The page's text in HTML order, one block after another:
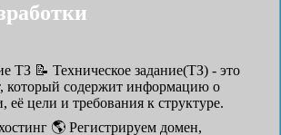
ТЗ 📝 Техническое задание(ТЗ) - это
который содержит информацию о
её цели и требования к структуре.
🌎 Регистрируем домен,